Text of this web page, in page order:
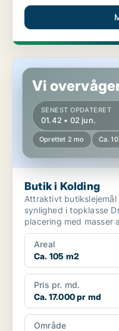
Butik i Kolding
Vi
SENEST OPDATERET
01.42 • 02 jun.
Oprettet 2 mo Ca.
Butik i Kolding
Attraktivt
synlighed i topklasse Drømmer du om en central
placering med masser
flotte butik...
Areal
Ca. 105 m2
Pris pr. md.
Ca. 17.000 pr md
Område